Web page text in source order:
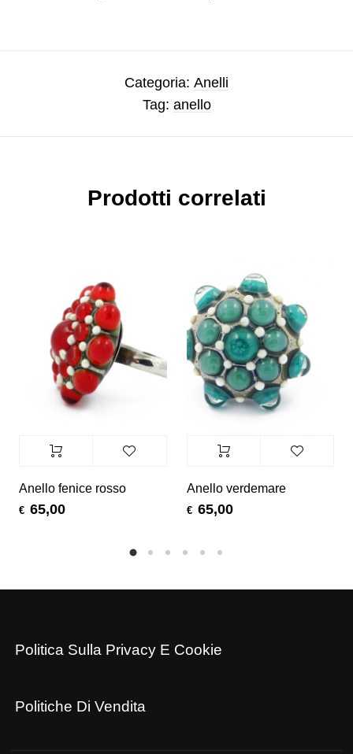
Categoria: Anelli
Tag: anello
Prodotti correlati
Anello fenice rosso
€ 65,00
Anello verdemare
€ 65,00
Politica Sulla Privacy E Cookie
Politiche Di Vendita